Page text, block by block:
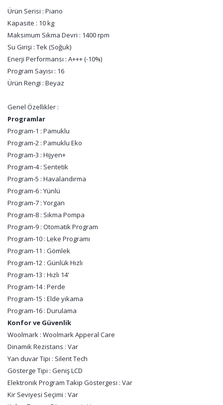
Ürün Serisi : Piano
Kapasite : 10 kg
Maksimum Sıkma Devri : 1400 rpm
Su Girişi : Tek (Soğuk)
Enerji Performansı : A+++ (-10%)
Program Sayısı : 16
Ürün Rengi : Beyaz
Genel Özellikler :
Programlar
Program-1 : Pamuklu
Program-2 : Pamuklu Eko
Program-3 : Hijyen+
Program-4 : Sentetik
Program-5 : Havalandırma
Program-6 : Yünlü
Program-7 : Yorgan
Program-8 : Sıkma Pompa
Program-9 : Otomatik Program
Program-10 : Leke Programı
Program-11 : Gömlek
Program-12 : Günlük Hızlı
Program-13 : Hızlı 14'
Program-14 : Perde
Program-15 : Elde yıkama
Program-16 : Durulama
Konfor ve Güvenlik
Woolmark : Woolmark Apperal Care
Dinamik Rezistans : Var
Yan duvar Tipi : Silent Tech
Gösterge Tipi : Geniş LCD
Elektronik Program Takip Göstergesi : Var
Kir Seviyesi Seçimi : Var